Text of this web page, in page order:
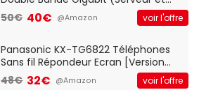
Client VPN, Triple Vlan, Mode Point
d'accès et Bridge, contrôle Parental,
50€ 40€ @Amazon voir l'offre
Panasonic KX-TG6822 Téléphones
Sans fil Répondeur Ecran [Version
Française]
48€ 32€ @Amazon voir l'offre